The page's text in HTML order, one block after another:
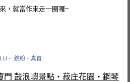
，就當作來走一圈囉~
繽紛‧真實